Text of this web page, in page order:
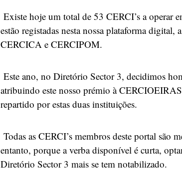
Existe hoje um total de 53 CERCI’s a operar
estão registadas nesta nossa plataforma
CERCICA e CERCIPOM.
Este ano, no Diretório Sector 3, decidimos
atribuindo este nosso prémio à
repartido por estas duas instituições.
Todas as CERCI’s membros deste portal são
entanto, porque a verba disponível é curta,
Diretório Sector 3 mais se tem notabilizado.